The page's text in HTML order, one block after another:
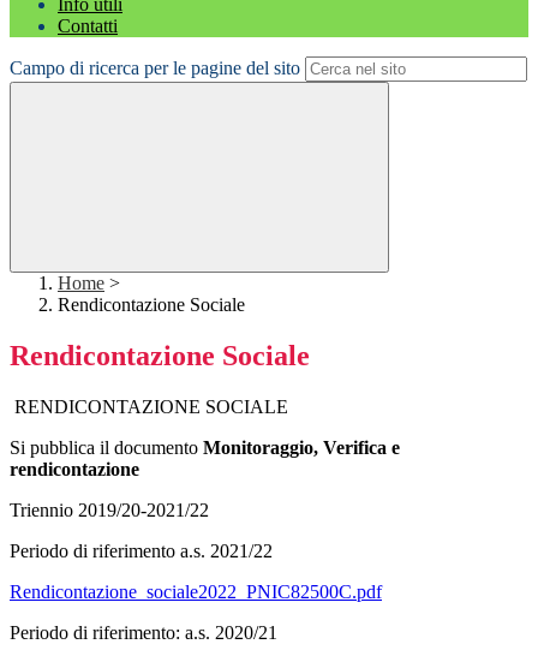
Info utili
Contatti
Campo di ricerca per le pagine del sito
Home >
Rendicontazione Sociale
Rendicontazione Sociale
RENDICONTAZIONE SOCIALE
Si pubblica il documento Monitoraggio, Verifica e
rendicontazione
Triennio 2019/20-2021/22
Periodo di riferimento a.s. 2021/22
Rendicontazione_sociale2022_PNIC82500C.pdf
Periodo di riferimento: a.s. 2020/21